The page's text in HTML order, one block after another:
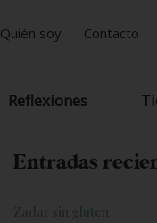
Quién soy Contacto
Reflexiones
Entradas
Zadar sin gluten